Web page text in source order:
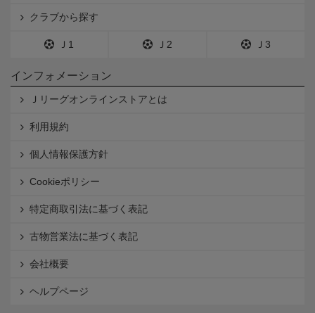
クラブから探す
Ｊ1 Ｊ2 Ｊ3
インフォメーション
Ｊリーグオンラインストアとは
利用規約
個人情報保護方針
Cookieポリシー
特定商取引法に基づく表記
古物営業法に基づく表記
会社概要
ヘルプページ